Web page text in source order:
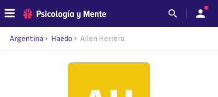
Argentina Haedo Ailen Herrera